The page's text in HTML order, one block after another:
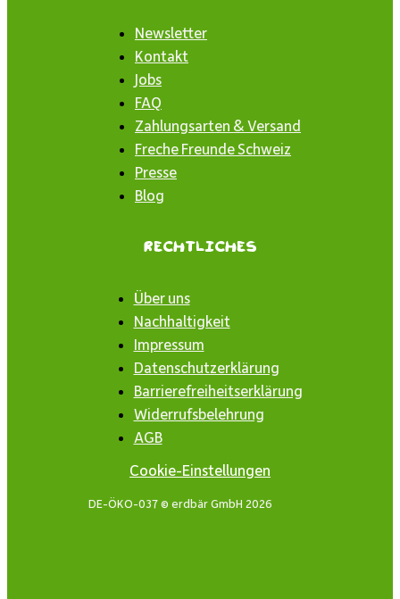
Newsletter
Kontakt
Jobs
FAQ
Zahlungsarten & Versand
Freche Freunde Schweiz
Presse
Blog
Rechtliches
Über uns
Nachhaltigkeit
Impressum
Datenschutzerklärung
Barrierefreiheitserklärung
Widerrufsbelehrung
AGB
Cookie-Einstellungen
DE-ÖKO-037 © erdbär GmbH 2026